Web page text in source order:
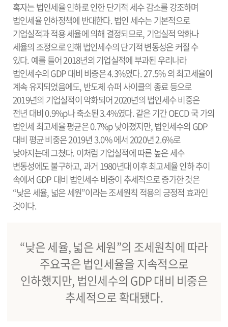
혹자는 법인세율 인하로 인한 단기적 세수 감소를 강조하며
법인세율 인하정책에 반대한다. 법인 세수는 기본적으로
기업실적과 적용 세율에 의해 결정되므로, 기업실적 악화나
세율의 조정으로 인해 법인세수의 단기적 변동성은 커질 수
있다. 예를 들어 2018년의 기업실적에 부과된 우리나라
법인세수의 GDP 대비 비중은 4.3%였다. 27.5% 의 최고세율이
계속 유지되었음에도, 반도체 슈퍼 사이클의 종료 등으로
2019년의 기업실적이 악화되어 2020년의 법인세수 비중은
전년 대비 0.9%p나 축소된 3.4%였다. 같은 기간 OECD 국 가의
법인세 최고세율 평균은 0.7%p 낮아졌지만, 법인세수의 GDP
대비 평균 비중은 2019년 3.0% 에서 2020년 2.6%로
낮아지는데 그쳤다. 이처럼 기업실적에 따른 높은 세수
변동성에도 불구하고, 과거 1980년대 이후 최고세율 인하 추이
속에서 GDP 대비 법인세수 비중이 추세적으로 증가한 것은
“낮은 세율, 넓은 세원”이라는 조세원칙 적용의 긍정적 효과인
것이다.
“낮은 세율, 넓은 세원”의 조세원칙에 따라
주요국은 법인세율을 지속적으로
인하했지만, 법인세수의 GDP 대비 비중은
추세적으로 확대됐다.